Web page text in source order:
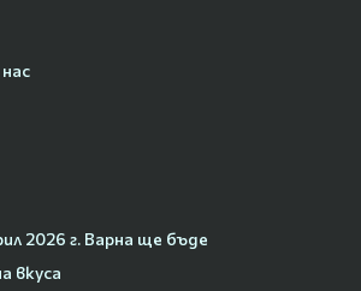
2026 г. Варна ще бъде
вкуса